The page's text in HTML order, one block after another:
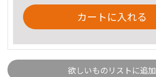
カートに入れる
欲しいものリストに追加